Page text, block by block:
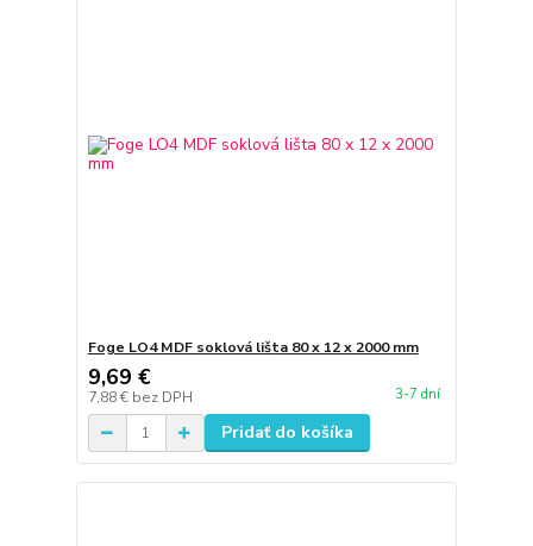
Foge LO4 MDF soklová lišta 80 x 12 x 2000 mm
9,69 €
7,88 € bez DPH 3-7 dní
Pridať do košíka